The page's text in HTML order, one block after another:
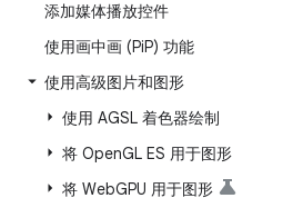
添加媒体播放控件
使用画中画 (PiP) 功能
使用高级图片和图形
使用 AGSL 着色器绘制
将 OpenGL ES 用于图形
将 WebGPU 用于图形